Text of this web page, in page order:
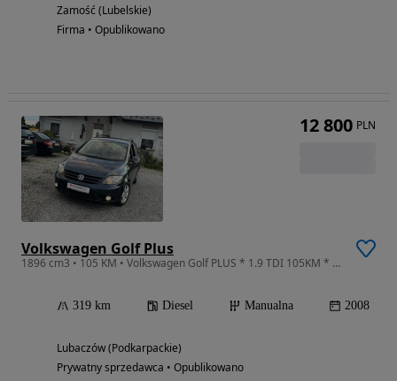
Zamość (Lubelskie)
Firma • Opublikowano
Volkswagen Golf Plus
1896 cm3 • 105 KM • Volkswagen Golf PLUS * 1.9 TDI 105KM * UNITED * Klimatronic * Czujniki park. * Tempomat * Gotowy do rejestracji
319 km Diesel Manualna 2008
Lubaczów (Podkarpackie)
Prywatny sprzedawca • Opublikowano
12 800 PLN